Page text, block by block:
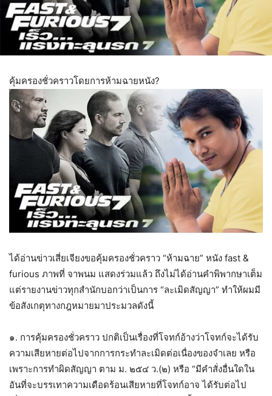
คุ้มครองชั่วคราวโดยการห้ามฉายหนัง?
ได้อ่านข่าวเสี่ยเจียงขอคุ้มครองชั่วคราว “ห้ามฉาย” หนัง fast &
furious ภาพที่ จาพนม แสดงร่วมแล้ว ถึงไม่ได้อ่านคำพิพากษาเต็ม
แต่รายงานข่าวทุกสำนักบอกว่าเป็นการ “ละเมิดสัญญา” ทำให้ผมมี
ข้อสังเกตุทางกฎหมายมาประมวลดังนี้
๑. การคุ้มครองชั่วคราว ปกติเป็นเรื่องที่โจทก์อ้างว่าโจทก์จะได้รับ
ความเสียหายต่อไปจากการกระทำละเมิดต่อเนื่องของจำเลย หรือ
เพราะการทำผิดสัญญา ตาม ม. ๒๕๔ ว.(๒) หรือ “มีคำสั่งอื่นใดใน
อันที่จะบรรเทาความเดือดร้อนเสียหายที่โจทก์อาจ ได้รับต่อไป